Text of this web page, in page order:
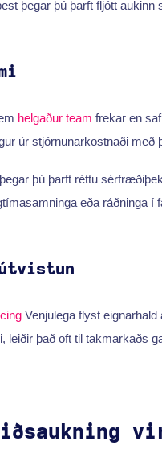
þegar þú þarft fljótt
helgaður team frekar en
úr stjórnunarkostnaði
þú þarft réttu
eða ráðninga í
Venjulega flyst eignarhald
leiðir það oft til takmarkaðs